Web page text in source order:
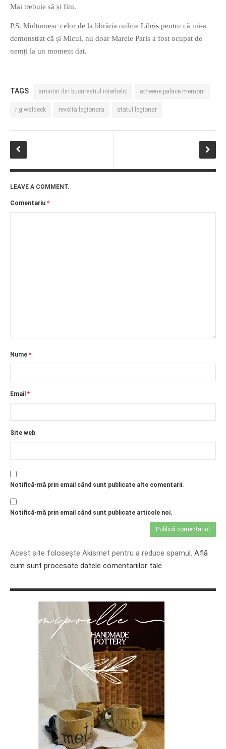
Mai trebuie să și fim.
P.S. Mulțumesc celor de la librăria online Libris pentru că mi-a
demonstrat că și Micul, nu doar Marele Paris a fost ocupat de
nemți la un moment dat.
TAGS amintiri din bucurestiul interbelic atheene palace memorii
r g waldeck revolta legionara statul legionar
LEAVE A COMMENT.
Comentariu *
Nume *
Email *
Site web
Notifică-mă prin email când sunt publicate alte comentarii.
Notifică-mă prin email când sunt publicate articole noi.
Acest site folosește Akismet pentru a reduce spamul. Află
cum sunt procesate datele comentariilor tale.